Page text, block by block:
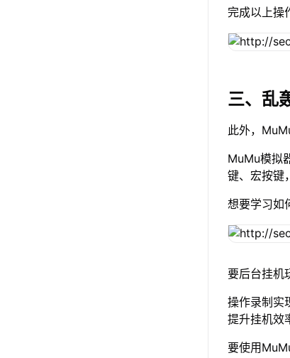
完成以上操
三、乱
此外，
MuMu模拟
键、宏按键
想要学习如
要后台挂机
操作录制实
提升挂机效
要使用